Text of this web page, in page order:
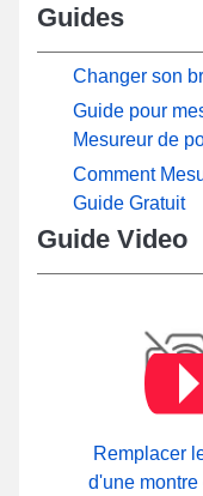
Guides
Changer son
Guide pour
Mesureur de
Comment
Guide Gratuit
Guide Video
Remplacer
d'une